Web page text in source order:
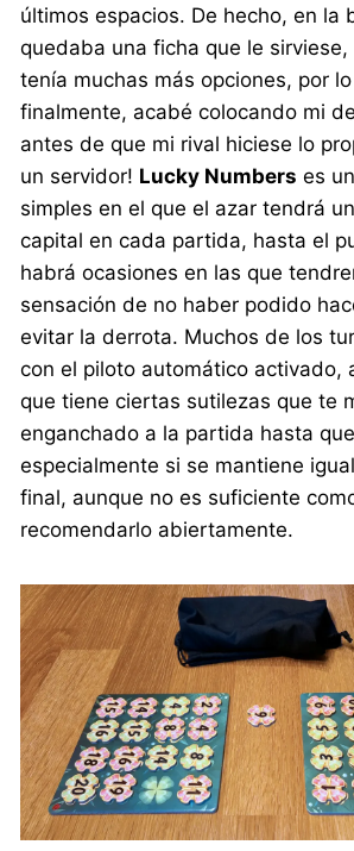
últimos espacios. De hecho, en la
quedaba una ficha que le
tenía muchas más opciones, por
finalmente, acabé colocando mi
antes de que mi rival hiciese lo
un servidor! Lucky Numbers es
simples en el que el azar tendrá
capital en cada partida, hasta el
habrá ocasiones en las que
sensación de no haber podido
evitar la derrota. Muchos de los
con el piloto automático activado,
que tiene ciertas sutilezas que te
enganchado a la partida hasta
especialmente si se mantiene
final, aunque no es suficiente
recomendarlo abiertamente.